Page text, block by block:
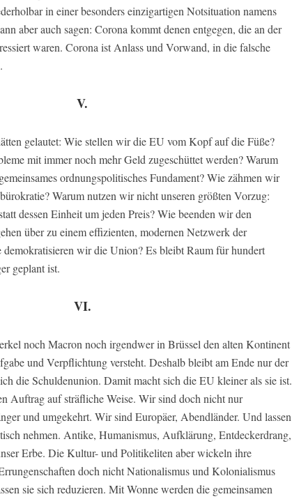
in einer besonders einzigartigen Notsituation namens
aber auch sagen: Corona kommt denen entgegen, die an der
waren. Corona ist Anlass und Vorwand, in die falsche
V.
gelautet: Wie stellen wir die EU vom Kopf auf die Füße?
mit immer noch mehr Geld zugeschüttet werden? Warum
ordnungspolitisches Fundament? Wie zähmen wir
Warum nutzen wir nicht unseren größten Vorzug:
dessen Einheit um jeden Preis? Wie beenden wir den
über zu einem effizienten, modernen Netzwerk der
demokratisieren wir die Union? Es bleibt Raum für hundert
geplant ist.
VI.
noch Macron noch irgendwer in Brüssel den alten Kontinent
und Verpflichtung versteht. Deshalb bleibt am Ende nur der
die Schuldenunion. Damit macht sich die EU kleiner als sie ist.
Auftrag auf sträfliche Weise. Wir sind doch nicht nur
und umgekehrt. Wir sind Europäer, Abendländer. Und lassen
nehmen. Antike, Humanismus, Aufklärung, Entdeckerdrang,
Erbe. Die Kultur- und Politikeliten aber wickeln ihre
doch nicht Nationalismus und Kolonialismus
sie sich reduzieren. Mit Wonne werden die gemeinsamen